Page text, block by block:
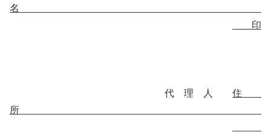
名
印
代 理 人 住
所